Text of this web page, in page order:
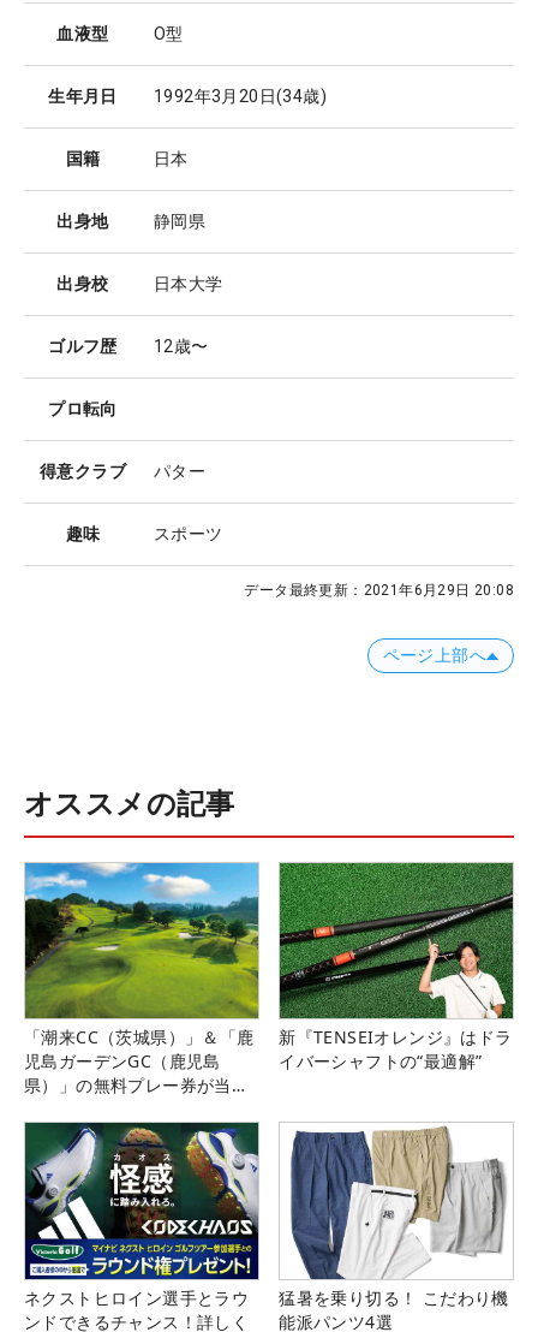
血液型 O型
生年月日 1992年3月20日(34歳)
国籍 日本
出身地 静岡県
出身校 日本大学
ゴルフ歴 12歳〜
プロ転向
得意クラブ パター
趣味 スポーツ
データ最終更新： 2021年6月29日 20:08
ページ上部へ
オススメの記事
「潮来CC（茨城県）」＆「鹿
児島ガーデンGC（鹿児島
県）」の無料プレー券が当た
新『TENSEIオレンジ』はドラ
イバーシャフトの“最適解”
ネクストヒロイン選手とラウ
ンドできるチャンス！詳しく
猛暑を乗り切る！ こだわり機
能派パンツ4選